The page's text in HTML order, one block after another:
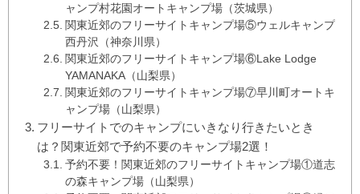
ャンプ村花園オートキャンプ場（茨城県）
関東近郊のフリーサイトキャンプ場⑤ウェルキャンプ
西丹沢（神奈川県）
関東近郊のフリーサイトキャンプ場⑥Lake Lodge
YAMANAKA（山梨県）
関東近郊のフリーサイトキャンプ場⑦早川町オートキ
ャンプ場（山梨県）
フリーサイトでのキャンプにいきなり行きたいとき
は？関東近郊で予約不要のキャンプ場2選！
予約不要！関東近郊のフリーサイトキャンプ場①道志
の森キャンプ場（山梨県）